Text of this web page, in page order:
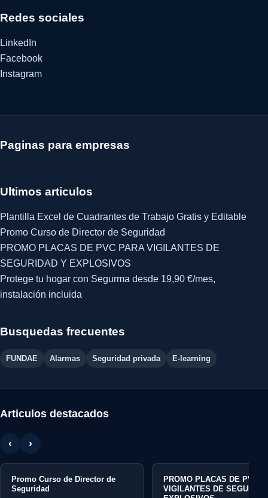
Redes sociales
LinkedIn
Facebook
Instagram
Paginas para empresas
Ultimos articulos
Plantilla Excel de Cuadrantes de Trabajo Gratis y Editable
Promo Curso de Director de Seguridad
PROMO PLACAS DE PVC PARA VIGILANTES DE
SEGURIDAD Y EXPLOSIVOS
Protege tu hogar con Segurma desde 19,90 €/mes,
instalación incluida
Busquedas frecuentes
FUNDAE Alarmas Seguridad privada E-learning
Articulos destacados
‹ ›
Promo Curso de Director de
Seguridad
PROMO PLACAS DE PVC
VIGILANTES DE